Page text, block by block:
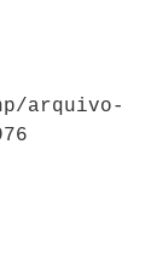
arquivo-